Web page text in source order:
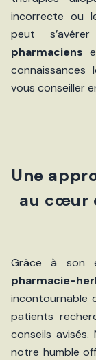
incorrecte ou
peut
pharmaciens
vous conseiller
Une
au cœur
Grâce à son
pharmacie-
incontournable
patients
conseils
notre humble